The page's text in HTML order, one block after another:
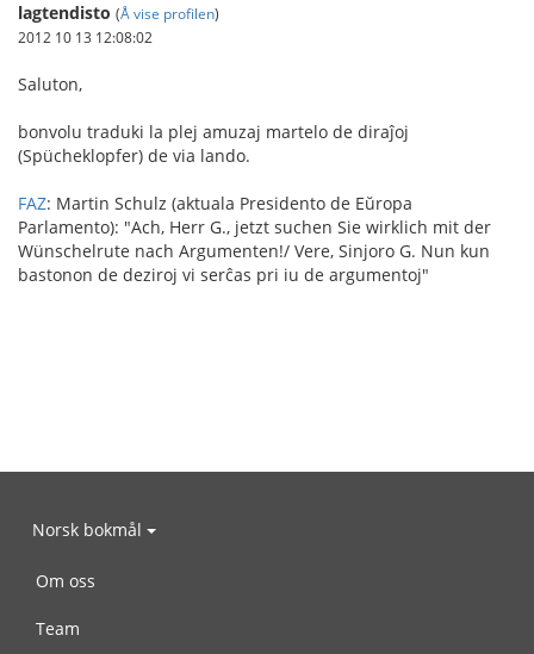
lagtendisto (Å vise profilen)
2012 10 13 12:08:02
Saluton,
bonvolu traduki la plej amuzaj martelo de diraĵoj
(Spücheklopfer) de via lando.
FAZ: Martin Schulz (aktuala Presidento de Eŭropa
Parlamento): "Ach, Herr G., jetzt suchen Sie wirklich mit der
Wünschelrute nach Argumenten!/ Vere, Sinjoro G. Nun kun
bastonon de deziroj vi serĉas pri iu de argumentoj"
Norsk bokmål
Om oss
Team